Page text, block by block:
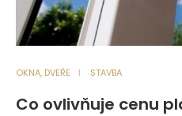
OKNA, DVEŘE STAVBA
Co ovlivňuje cenu